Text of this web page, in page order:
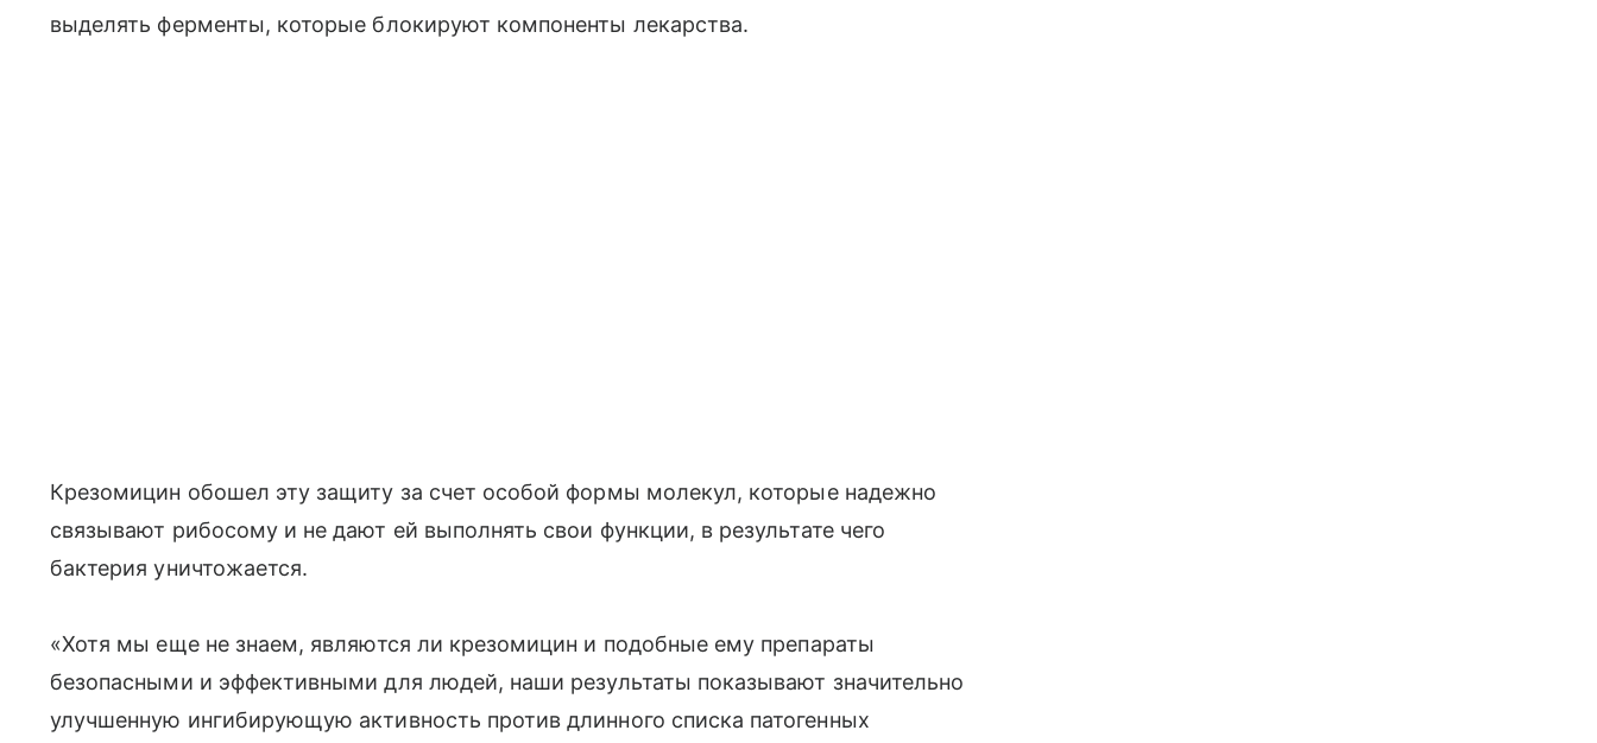
выделять ферменты, которые блокируют компоненты лекарства.
Крезомицин обошел эту защиту за счет особой формы молекул, которые надежно
связывают рибосому и не дают ей выполнять свои функции, в результате чего
бактерия уничтожается.
«Хотя мы еще не знаем, являются ли крезомицин и подобные ему препараты
безопасными и эффективными для людей, наши результаты показывают значительно
улучшенную ингибирующую активность против длинного списка патогенных